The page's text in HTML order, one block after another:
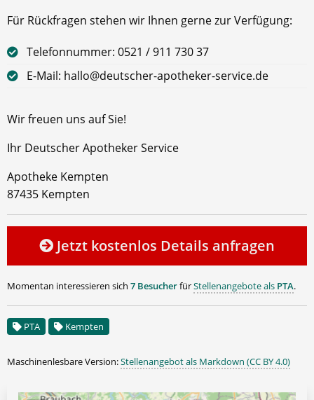
Für Rückfragen stehen wir Ihnen gerne zur Verfügung:
Telefonnummer: 0521 / 911 730 37
E-Mail: hallo@deutscher-apotheker-service.de
Wir freuen uns auf Sie!
Ihr Deutscher Apotheker Service
Apotheke Kempten
87435 Kempten
Jetzt kostenlos Details anfragen
Momentan interessieren sich 7 BesucherfürStellenangebote als PTA.
PTA Kempten
Maschinenlesbare Version:Stellenangebot als Markdown (CC BY 4.0)